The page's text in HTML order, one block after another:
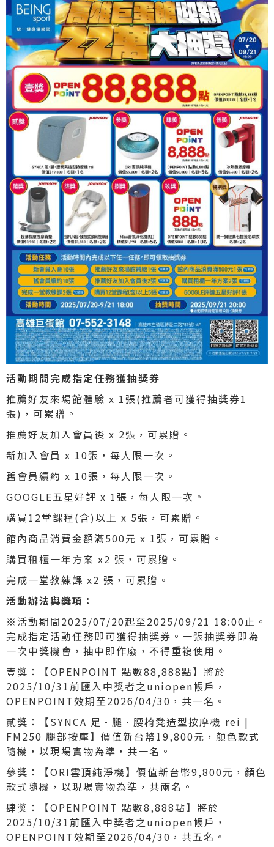
活動期間完成指定任務獲抽獎券
推薦好友來場館體驗 x 1張(推薦者可獲得抽獎券1
張)，可累贈。
推薦好友加入會員後 x 2張，可累贈。
新加入會員 x 10張，每人限一次。
舊會員續約 x 10張，每人限一次。
GOOGLE五星好評 x 1張，每人限一次。
購買12堂課程(含)以上 x 5張，可累贈。
館內商品消費金額滿500元 x 1張，可累贈。
購買租櫃一年方案 x2 張，可累贈。
完成一堂教練課 x2 張，可累贈。
活動辦法與獎項：
※活動期間2025/07/20起至2025/09/21 18:00止。
完成指定活動任務即可獲得抽獎券。一張抽獎券即為
一次中獎機會，抽中即作廢，不得重複使用。
壹獎：【OPENPOINT 點數88,888點】將於
2025/10/31前匯入中獎者之uniopen帳戶，
OPENPOINT效期至2026/04/30，共一名。
貳獎：【SYNCA 足•腿•腰椅凳造型按摩機 rei |
FM250 腿部按摩】價值新台幣19,800元，顏色款式
隨機，以現場實物為準，共一名。
參獎：【ORI雲頂純淨機】價值新台幣9,800元，顏色
款式隨機，以現場實物為準，共兩名。
肆獎：【OPENPOINT 點數8,888點】將於
2025/10/31前匯入中獎者之uniopen帳戶，
OPENPOINT效期至2026/04/30，共五名。